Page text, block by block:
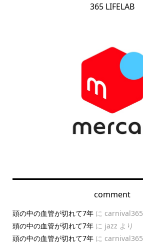
365 LIFELAB
comment
頭の中の血管が切れて7年に carnival365
頭の中の血管が切れて7年に jazz より
頭の中の血管が切れて7年に carnival365